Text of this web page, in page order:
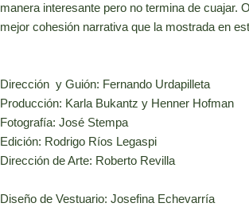
manera interesante pero no termina de cuajar.
mejor cohesión narrativa que la mostrada en
Dirección y Guión: Fernando Urdapilleta
Producción: Karla Bukantz y Henner Hofman
Fotografía: José Stempa
Edición: Rodrigo Ríos Legaspi
Dirección de Arte: Roberto Revilla
Diseño de Vestuario: Josefina Echevarría